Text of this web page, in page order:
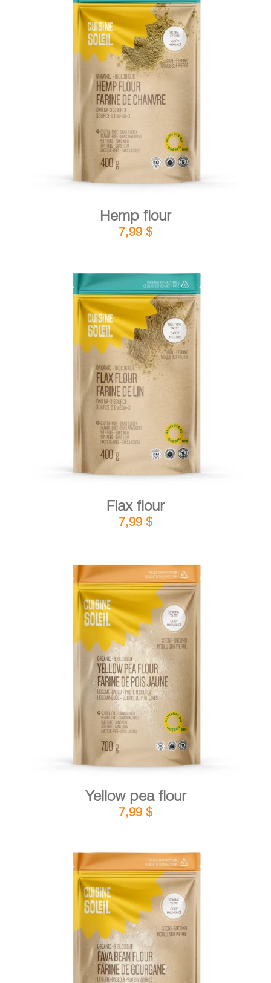
CART
FR
ADD TO CART
Hemp flour
7,99 $
ADD TO CART DETAILS
Flax flour
7,99 $
ADD TO CART / DETAILS
Yellow pea flour
7,99 $
ADD TO CART / DETAILS